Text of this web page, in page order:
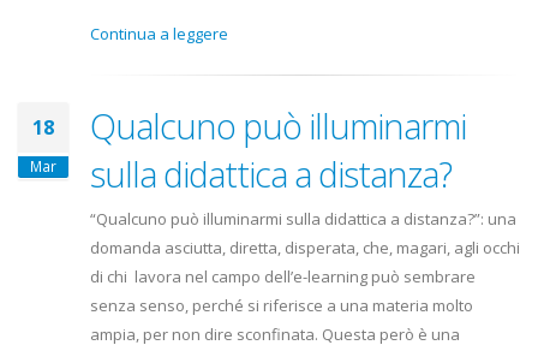
Continua a leggere
18
Mar
Qualcuno può illuminarmi
sulla didattica a distanza?
“Qualcuno può illuminarmi sulla didattica a distanza?”: una
domanda asciutta, diretta, disperata, che, magari, agli occhi
di chi lavora nel campo dell’e-learning può sembrare
senza senso, perché si riferisce a una materia molto
ampia, per non dire sconfinata. Questa però è una